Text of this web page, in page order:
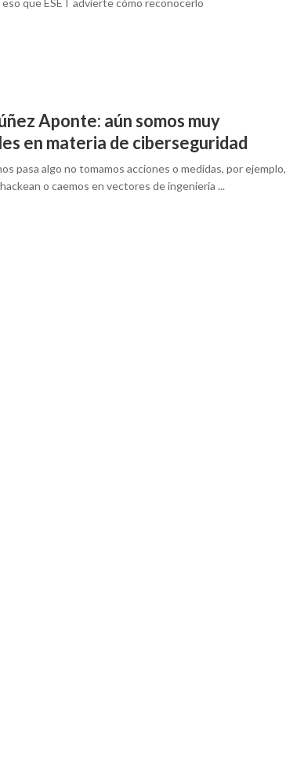
que ESET advierte cómo reconocerlo
Aponte: aún somos muy
en materia de ciberseguridad
pasa algo no tomamos acciones o medidas, por ejemplo,
o caemos en vectores de ingeniería ...